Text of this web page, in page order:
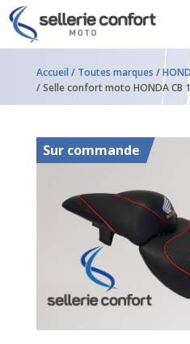
Accueil / Toutes marques /
/ Selle confort moto HONDA CB
Sur commande